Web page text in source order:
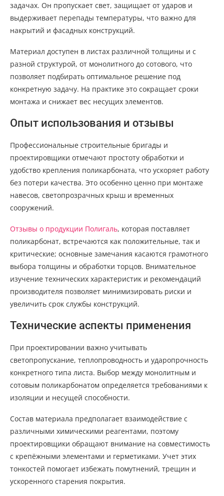
задачах. Он пропускает свет, защищает от ударов и
выдерживает перепады температуры, что важно для
накрытий и фасадных конструкций.
Материал доступен в листах различной толщины и с
разной структурой, от монолитного до сотового, что
позволяет подбирать оптимальное решение под
конкретную задачу. На практике это сокращает сроки
монтажа и снижает вес несущих элементов.
Опыт использования и отзывы
Профессиональные строительные бригады и
проектировщики отмечают простоту обработки и
удобство крепления поликарбоната, что ускоряет работу
без потери качества. Это особенно ценно при монтаже
навесов, светопрозрачных крыш и временных
сооружений.
Отзывы о продукции Полигаль, которая поставляет
поликарбонат, встречаются как положительные, так и
критические; основные замечания касаются грамотного
выбора толщины и обработки торцов. Внимательное
изучение технических характеристик и рекомендаций
производителя позволяет минимизировать риски и
увеличить срок службы конструкций.
Технические аспекты применения
При проектировании важно учитывать
светопропускание, теплопроводность и ударопрочность
конкретного типа листа. Выбор между монолитным и
сотовым поликарбонатом определяется требованиями к
изоляции и несущей способности.
Состав материала предполагает взаимодействие с
различными химическими реагентами, поэтому
проектировщики обращают внимание на совместимость
с крепёжными элементами и герметиками. Учет этих
тонкостей помогает избежать помутнений, трещин и
ускоренного старения покрытия.